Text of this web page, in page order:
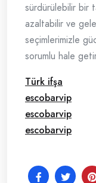
sürdürülebilir bir
azaltabilir ve
seçimlerimizle
sorumlu hale
Türk ifşa
escobarvip
escobarvip
escobarvip